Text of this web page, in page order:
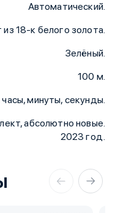
Автоматический.
из 18-к белого золота.
Зелёный.
100 м.
минуты, секунды.
абсолютно новые.
2023 год.